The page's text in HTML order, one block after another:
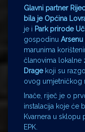
Glavni partner
bila je Općina
je i Park prirode
gospodinu Arsenu
marunima
članovima lokalne
Dragekoji su
ovog umjetničkog
Inače, riječ je o
instalacija koje će
Kvarnera u sklopu
EPK.